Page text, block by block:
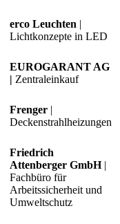
erco Leuchten |
Lichtkonzepte in LED
EUROGARANT AG
| Zentraleinkauf
Frenger |
Deckenstrahlheizungen
Friedrich
Attenberger GmbH|
Fachbüro für
Arbeitssicherheit und
Umweltschutz